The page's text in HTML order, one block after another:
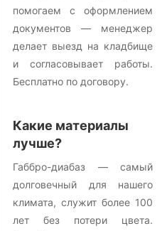
помогаем с оформлением
документов — менеджер
делает выезд на кладбище
и согласовывает работы.
Бесплатно по договору.
Какие материалы
лучше?
Габбро-диабаз — самый
долговечный для нашего
климата, служит более 100
лет без потери цвета.